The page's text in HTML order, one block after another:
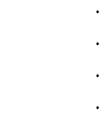
•
•
•
•